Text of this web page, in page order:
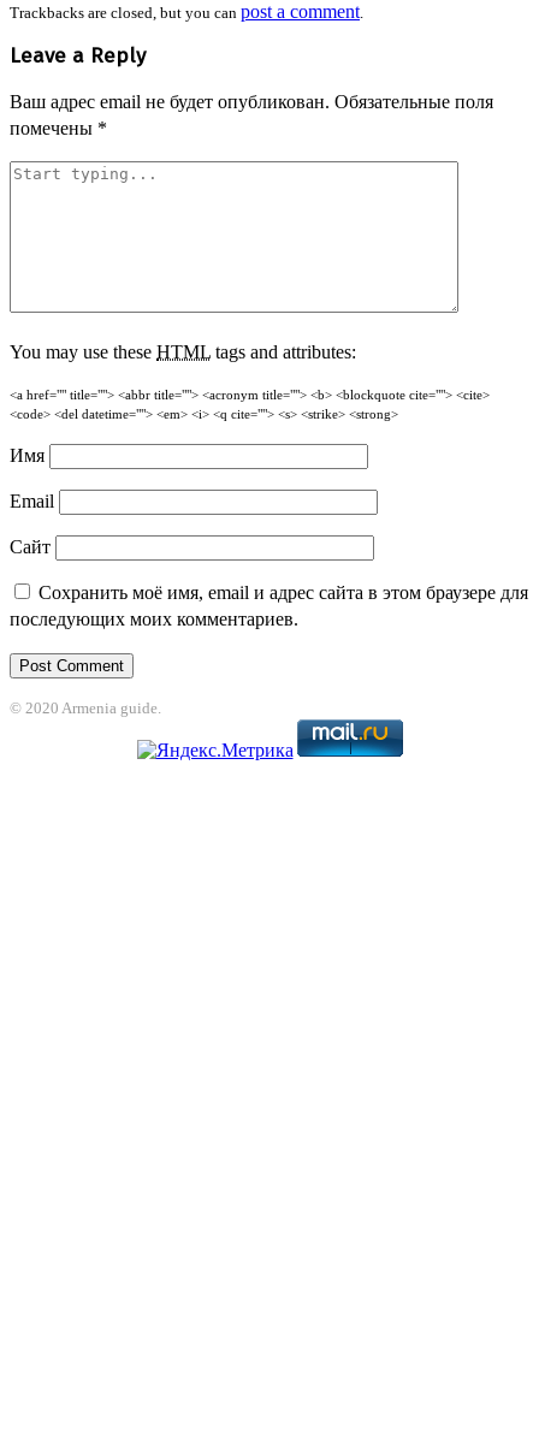
Trackbacks are closed, but you can post a comment.
Leave a Reply
Ваш адрес email не будет опубликован. Обязательные поля
помечены *
You may use these HTML tags and attributes:
<a href="" title=""> <abbr title=""> <acronym title=""> <b> <blockquote cite=""> <cite>
<code> <del datetime=""> <em> <i> <q cite=""> <s> <strike> <strong>
Имя
Email
Сайт
Сохранить моё имя, email и адрес сайта в этом браузере для
последующих моих комментариев.
© 2020 Armenia guide.